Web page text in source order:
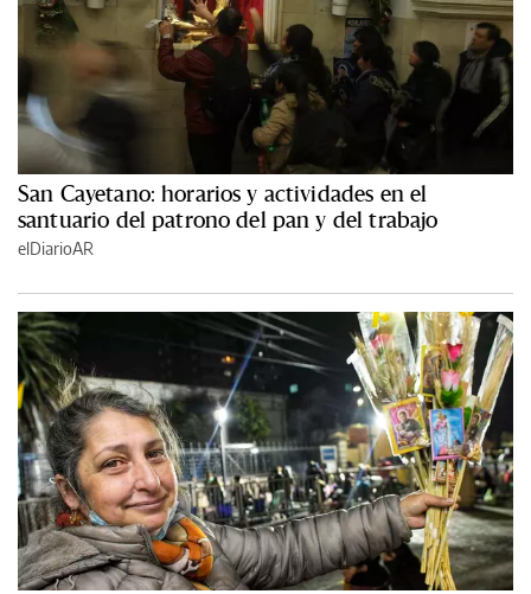
San Cayetano: horarios y actividades en el
santuario del patrono del pan y del trabajo
elDiarioAR